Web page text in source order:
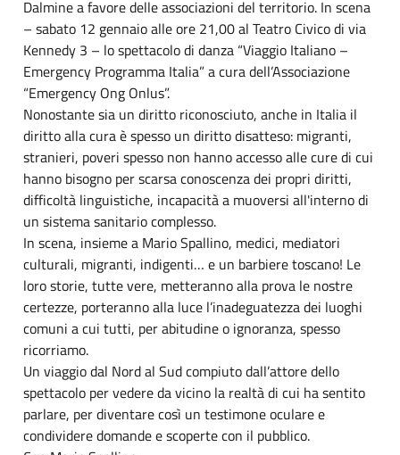
Dalmine a favore delle associazioni del territorio. In scena
– sabato 12 gennaio alle ore 21,00 al Teatro Civico di via
Kennedy 3 – lo spettacolo di danza “Viaggio Italiano –
Emergency Programma Italia” a cura dell’Associazione
“Emergency Ong Onlus”.
Nonostante sia un diritto riconosciuto, anche in Italia il
diritto alla cura è spesso un diritto disatteso: migranti,
stranieri, poveri spesso non hanno accesso alle cure di cui
hanno bisogno per scarsa conoscenza dei propri diritti,
difficoltà linguistiche, incapacità a muoversi all'interno di
un sistema sanitario complesso.
In scena, insieme a Mario Spallino, medici, mediatori
culturali, migranti, indigenti… e un barbiere toscano! Le
loro storie, tutte vere, metteranno alla prova le nostre
certezze, porteranno alla luce l’inadeguatezza dei luoghi
comuni a cui tutti, per abitudine o ignoranza, spesso
ricorriamo.
Un viaggio dal Nord al Sud compiuto dall’attore dello
spettacolo per vedere da vicino la realtà di cui ha sentito
parlare, per diventare così un testimone oculare e
condividere domande e scoperte con il pubblico.